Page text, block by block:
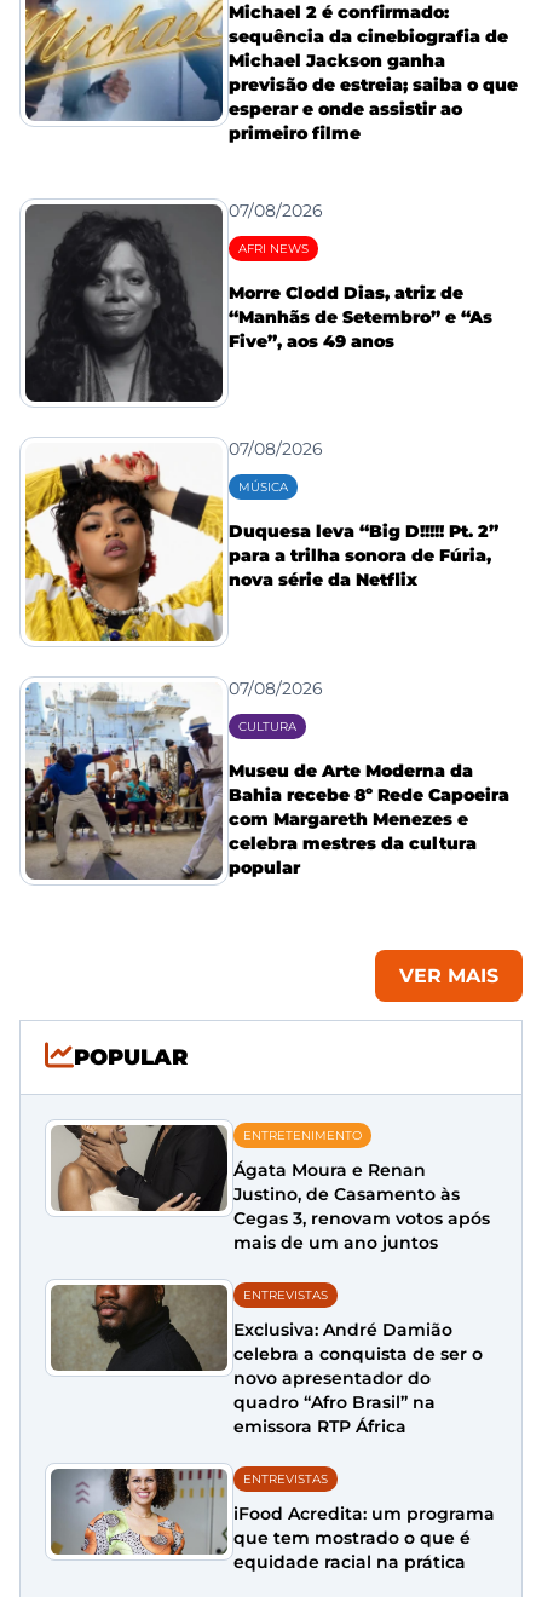
Michael 2 é confirmado:
sequência da cinebiografia de
Michael Jackson ganha
previsão de estreia; saiba o que
esperar e onde assistir ao
primeiro filme
07/08/2026
AFRI NEWS
Morre Clodd Dias, atriz de
“Manhãs de Setembro” e “As
Five”, aos 49 anos
07/08/2026
MÚSICA
Duquesa leva “Big D!!!!! Pt. 2”
para a trilha sonora de Fúria,
nova série da Netflix
07/08/2026
CULTURA
Museu de Arte Moderna da
Bahia recebe 8º Rede Capoeira
com Margareth Menezes e
celebra mestres da cultura
popular
VER MAIS
POPULAR
ENTRETENIMENTO
Ágata Moura e Renan
Justino, de Casamento às
Cegas 3, renovam votos após
mais de um ano juntos
ENTREVISTAS
Exclusiva: André Damião
celebra a conquista de ser o
novo apresentador do
quadro “Afro Brasil” na
emissora RTP África
ENTREVISTAS
iFood Acredita: um programa
que tem mostrado o que é
equidade racial na prática